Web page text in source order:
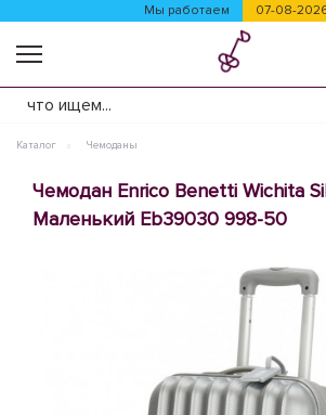
Мы работаем 07-08-
Каталог Чемоданы
Чемодан Enrico Benetti Wichita
Маленький Eb39030 998-50